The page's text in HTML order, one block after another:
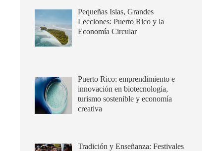
Pequeñas Islas, Grandes
Lecciones: Puerto Rico y la
Economía Circular
Puerto Rico: emprendimiento e
innovación en biotecnología,
turismo sostenible y economía
creativa
Tradición y Enseñanza: Festivales